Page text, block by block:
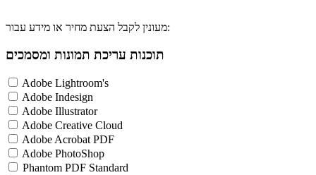
מעונין לקבל הצעת מחיר או מידע עבור:
תוכנות עריכת תמונות ומסמכים
Adobe Lightroom's
Adobe Indesign
Adobe Illustrator
Adobe Creative Cloud
Adobe Acrobat PDF
Adobe PhotoShop
Phantom PDF Standard